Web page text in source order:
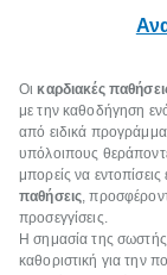
Οι καρδιακές
με την καθοδήγηση
από ειδικά
υπόλοιπους
μπορείς να εντοπίσεις
παθήσεις,
προσεγγίσεις.
Η σημασία της σωστής
καθοριστική για την